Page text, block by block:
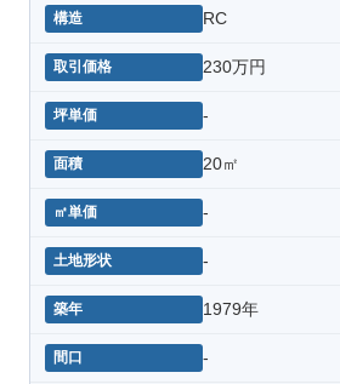
RC
230万円
-
20㎡
-
-
1979年
-